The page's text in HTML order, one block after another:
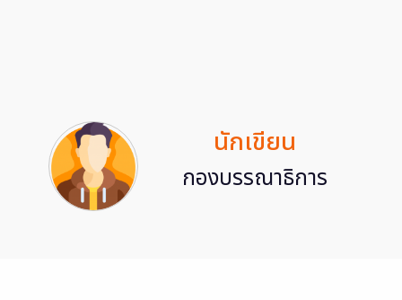
นักเขียน
กองบรรณาธิการ